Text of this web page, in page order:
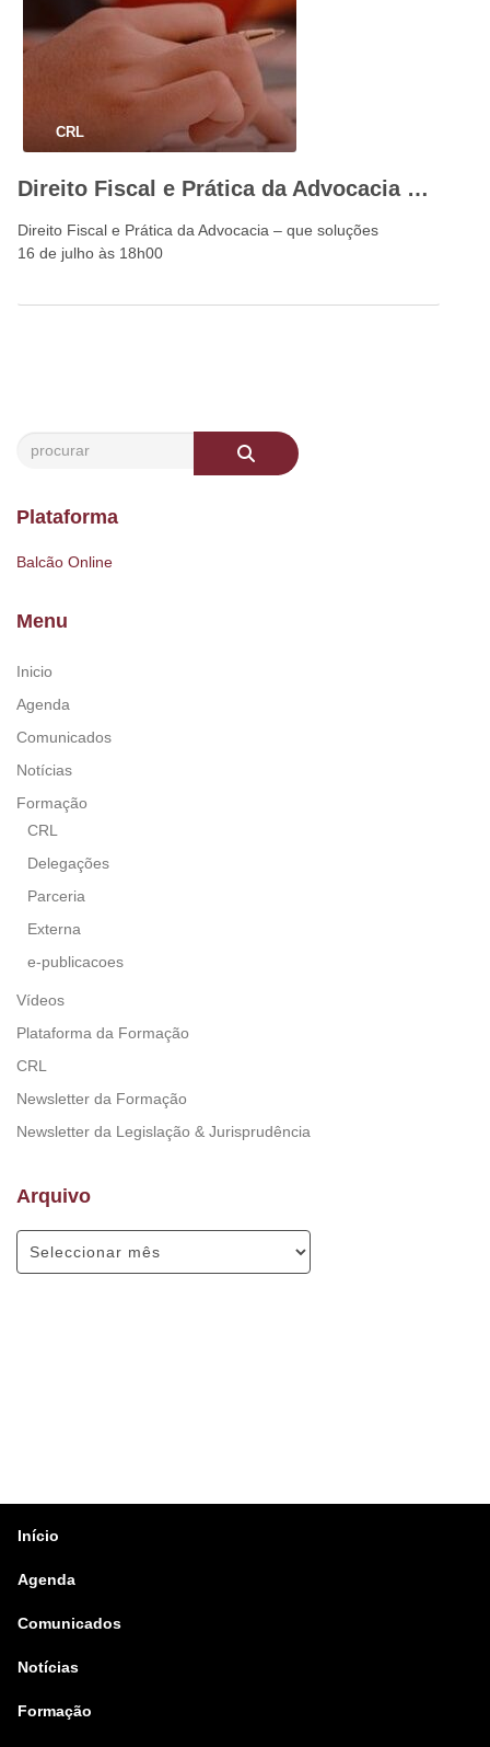
CRL
Direito Fiscal e Prática da Advocacia – que soluções
Direito Fiscal e Prática da Advocacia – que soluções
16 de julho às 18h00
Plataforma
Balcão Online
Menu
Inicio
Agenda
Comunicados
Notícias
Formação
CRL
Delegações
Parceria
Externa
e-publicacoes
Vídeos
Plataforma da Formação
CRL
Newsletter da Formação
Newsletter da Legislação & Jurisprudência
Arquivo
Início
Agenda
Comunicados
Notícias
Formação